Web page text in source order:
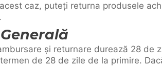
caz, puteți returna produsele
și returnare durează 28
de 28 de zile de la primire.